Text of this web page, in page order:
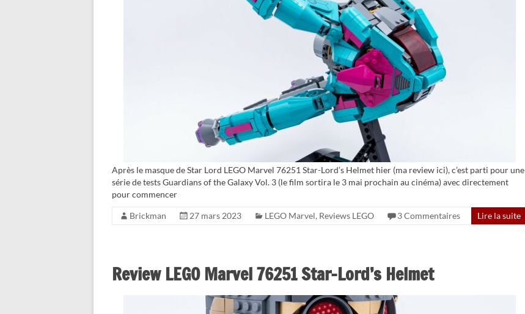
Après le masque de Star Lord LEGO Marvel 76251 Star-Lord’s Helmet hier (ma review ici), c’est parti pour une
série de tests Guardians of the Galaxy Vol. 3 (le film sortira le 3 mai prochain au cinéma) avec directement
pour commencer
Brickman 27 mars 2023 LEGO Marvel, Reviews LEGO 3 Commentaires Lire la suite
Review LEGO Marvel 76251 Star-Lord’s Helmet